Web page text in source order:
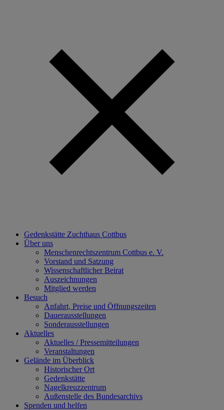
Gedenkstätte Zuchthaus Cottbus
Über uns
Menschenrechtszentrum Cottbus e. V.
Vorstand und Satzung
Wissenschaftlicher Beirat
Auszeichnungen
Mitglied werden
Besuch
Anfahrt, Preise und Öffnungszeiten
Dauerausstellungen
Sonderausstellungen
Aktuelles
Aktuelles / Pressemitteilungen
Veranstaltungen
Gelände im Überblick
Historischer Ort
Gedenkstätte
Nagelkreuzzentrum
Außenstelle des Bundesarchivs
Spenden und helfen